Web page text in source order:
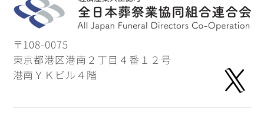
〒108-0075
東京都港区港南２丁目４番１２号
港南ＹＫビル４階